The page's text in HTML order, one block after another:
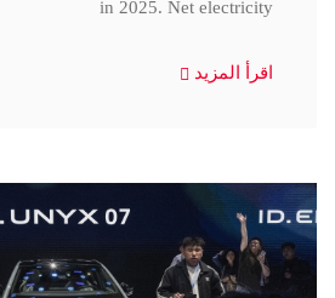
in 2025. Net electricity
اقرأ المزيد